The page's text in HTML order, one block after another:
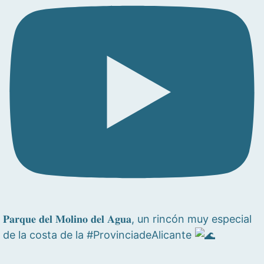
𝐏𝐚𝐫𝐪𝐮𝐞 𝐝𝐞𝐥 𝐌𝐨𝐥𝐢𝐧𝐨 𝐝𝐞𝐥 𝐀𝐠𝐮𝐚, un rincón muy especial
de la costa de la #ProvinciadeAlicante